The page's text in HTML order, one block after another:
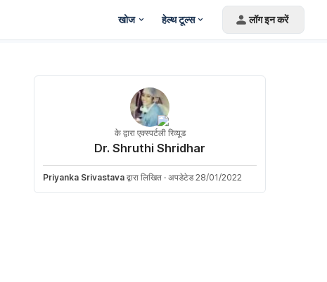
खोज हेल्थ टूल्स लॉग इन करें
के द्वारा एक्स्पर्टली रिव्यूड
Dr. Shruthi Shridhar
Priyanka Srivastava द्वारा लिखित · अपडेटेड 28/01/2022